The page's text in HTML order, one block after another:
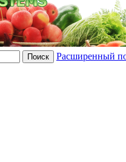
Расширенный